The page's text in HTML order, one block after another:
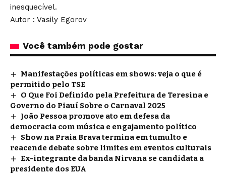
inesquecível.
Autor : Vasily Egorov
Você também pode gostar
Manifestações políticas em shows: veja o que é
permitido pelo TSE
O Que Foi Definido pela Prefeitura de Teresina e
Governo do Piauí Sobre o Carnaval 2025
João Pessoa promove ato em defesa da
democracia com música e engajamento político
Show na Praia Brava termina em tumulto e
reacende debate sobre limites em eventos culturais
Ex-integrante da banda Nirvana se candidata a
presidente dos EUA